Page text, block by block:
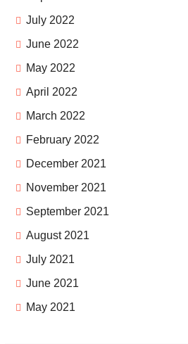
July 2022
June 2022
May 2022
April 2022
March 2022
February 2022
December 2021
November 2021
September 2021
August 2021
July 2021
June 2021
May 2021